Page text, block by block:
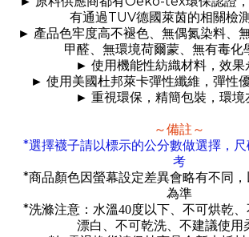
有通過TUV德國萊茵的相關檢測
► 產品色牢度高不褪色、無偶氮染料、
甲醛、無環境荷爾蒙、無有毒化
► 使用機能性紡織材料，效果
► 使用美國杜邦萊卡彈性纖維，彈性
► 重視環保，精簡包裝，環境
～備註～
*選擇襪子請以標示的公分數做選擇，
考
*商品顏色因螢幕設定差異會略有不同
為準
*洗滌注意：水溫40度以下、不可烘乾
漂白
、不可乾洗 、不建議使用